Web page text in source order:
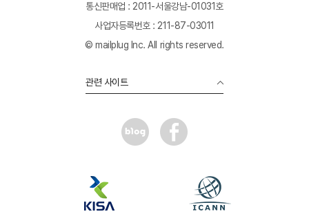
통신판매업 : 2011-서울강남-01031호
사업자등록번호 : 211-87-03011
© mailplug Inc. All rights reserved.
관련 사이트